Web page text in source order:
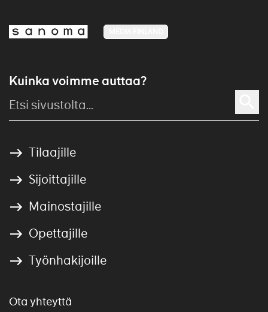
Kuinka voimme auttaa?
Tilaajille
Sijoittajille
Mainostajille
Opettajille
Työnhakijoille
Ota yhteyttä